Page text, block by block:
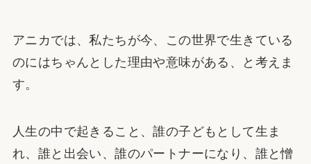
アニカでは、私たちが今、この世界で生きている
のにはちゃんとした理由や意味がある、と考えま
す。
人生の中で起きること、誰の子どもとして生ま
れ、誰と出会い、誰のパートナーになり、誰と憎